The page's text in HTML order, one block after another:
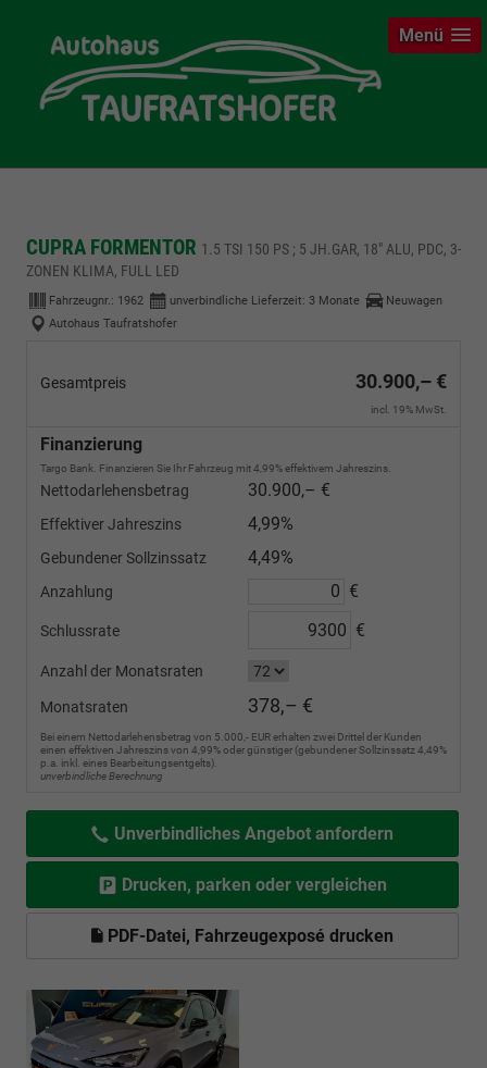
Menü
CUPRA FORMENTOR 1.5 TSI 150 PS ; 5 JH.GAR, 18" ALU, PDC, 3-
ZONEN KLIMA, FULL LED
Fahrzeugnr.: 1962 unverbindliche Lieferzeit: 3 Monate
Neuwagen
Autohaus Taufratshofer
Gesamtpreis 30.900,– €
incl. 19% MwSt.
Finanzierung
Targo Bank. Finanzieren Sie Ihr Fahrzeug mit 4,99% effektivem Jahreszins.
Nettodarlehensbetrag 30.900,– €
Effektiver Jahreszins 4,99%
Gebundener Sollzinssatz 4,49%
Anzahlung €
Schlussrate €
Anzahl der Monatsraten
Monatsraten 378,– €
Bei einem Nettodarlehensbetrag von 5.000,- EUR erhalten zwei Drittel der Kunden
einen effektiven Jahreszins von 4,99% oder günstiger (gebundener Sollzinssatz 4,49%
p.a. inkl. eines Bearbeitungsentgelts).
unverbindliche Berechnung
Unverbindliches Angebot anfordern
Drucken, parken oder vergleichen
PDF-Datei, Fahrzeugexposé drucken